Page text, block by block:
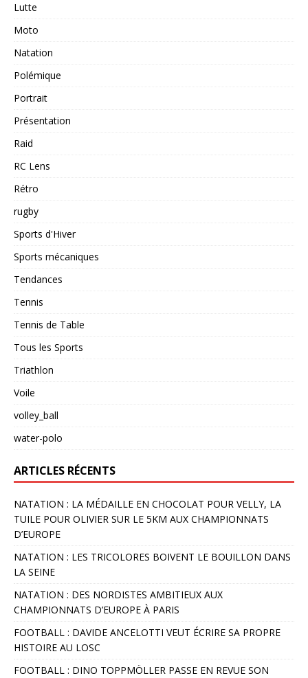
Lutte
Moto
Natation
Polémique
Portrait
Présentation
Raid
RC Lens
Rétro
rugby
Sports d'Hiver
Sports mécaniques
Tendances
Tennis
Tennis de Table
Tous les Sports
Triathlon
Voile
volley_ball
water-polo
ARTICLES RÉCENTS
NATATION : LA MÉDAILLE EN CHOCOLAT POUR VELLY, LA
TUILE POUR OLIVIER SUR LE 5KM AUX CHAMPIONNATS
D’EUROPE
NATATION : LES TRICOLORES BOIVENT LE BOUILLON DANS
LA SEINE
NATATION : DES NORDISTES AMBITIEUX AUX
CHAMPIONNATS D’EUROPE À PARIS
FOOTBALL : DAVIDE ANCELOTTI VEUT ÉCRIRE SA PROPRE
HISTOIRE AU LOSC
FOOTBALL : DINO TOPPMÖLLER PASSE EN REVUE SON